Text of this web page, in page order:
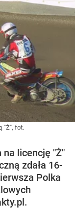
"Ż", fot.
na licencję "Ż"
zdała 16-
Polka